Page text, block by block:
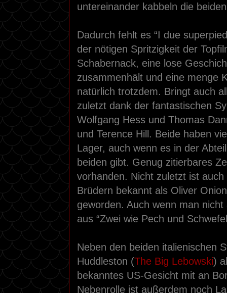
untereinander kabbeln die
Dadurch fehlt es “I due
der nötigen Spritzigkeit der
Schabernack, eine lose
zusammenhält und eine menge
natürlich trotzdem. Bringt auch
zuletzt dank der fantastischen
Wolfgang Hess und Thomas
und Terence Hill. Beide haben
Lager, auch wenn es in der
beiden gibt. Genug zitierbares
vorhanden. Nicht zuletzt ist
Brüdern bekannt als Oliver
geworden. Auch wenn man
aus “Zwei wie Pech und
Neben den beiden italienischen
Huddleston (The Big Lebowski)
bekanntes US-Gesicht mit an
Nebenrolle ist außerdem noch